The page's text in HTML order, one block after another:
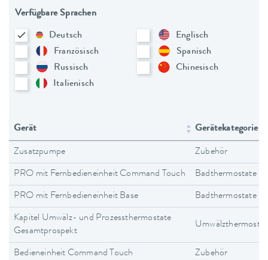
Verfügbare Sprachen
Deutsch
Englisch
Französisch
Spanisch
Russisch
Chinesisch
Italienisch
Gerät Gerätekategorie
Zusatzpumpe Zubehör
PRO mit Fernbedieneinheit Command Touch Badthermostate
PRO mit Fernbedieneinheit Base Badthermostate
Kapitel Umwälz- und Prozessthermostate
Gesamtprospekt
Bedieneinheit Command Touch Zubehör